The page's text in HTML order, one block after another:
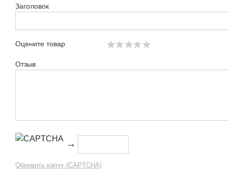
Заголовок
Оцените товар
Отзыв
→
Обновить капчу (CAPTCHA)